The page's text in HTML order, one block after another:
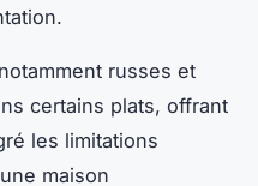
russes et
certains plats, offrant
les limitations
maison